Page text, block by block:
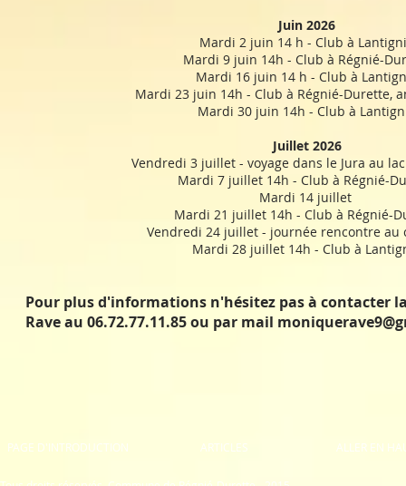
Juin 2026
Mardi 2 juin 14 h - Club à
Mardi 9 juin 14h - Club à Régnié-
Mardi 16 juin 14 h - Club à
Mardi 23 juin 14h - Club à Régnié-Durette,
Mardi 30 juin 14h - Club à
Juillet 2026
Vendredi 3 juillet - voyage dans le Jura au
Mardi 7 juillet 14h - Club à Régnié-
Mardi 14 juillet
Mardi 21 juillet 14h - Club à Régnié-
Vendredi 24 juillet - journée rencontre au
Mardi 28 juillet 14h - Club à
Pour plus d'informations n'hésitez pas à contacter
Rave au 06.72.77.11.85 ou par mail
PAGE D'INTRODUCTION ARTICLES ALLER EN